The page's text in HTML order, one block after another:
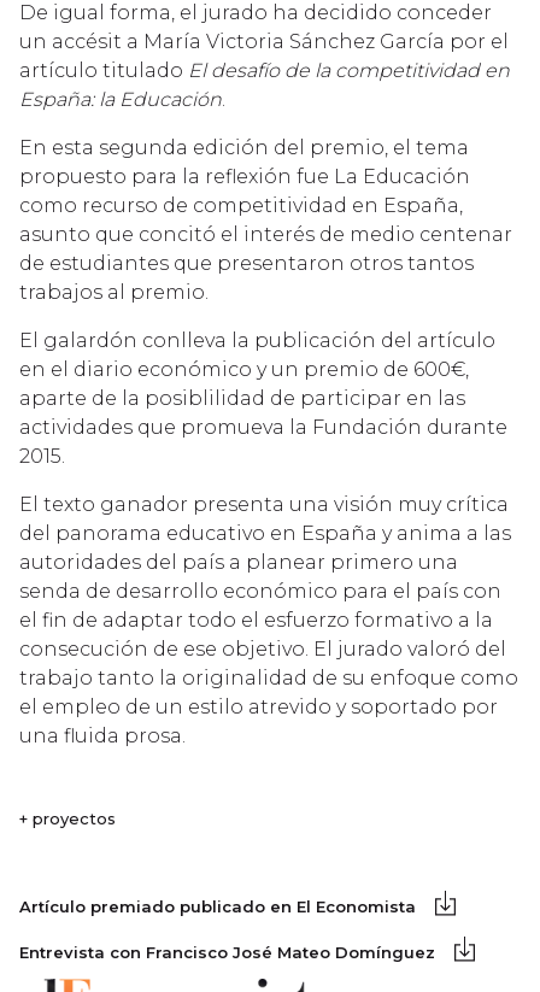
De igual forma, el jurado ha decidido conceder
un accésit a María Victoria Sánchez García por el
artículo titulado El desafío de la competitividad en
España: la Educación.
En esta segunda edición del premio, el tema
propuesto para la reflexión fue La Educación
como recurso de competitividad en España,
asunto que concitó el interés de medio centenar
de estudiantes que presentaron otros tantos
trabajos al premio.
El galardón conlleva la publicación del artículo
en el diario económico y un premio de 600€,
aparte de la posiblilidad de participar en las
actividades que promueva la Fundación durante
2015.
El texto ganador presenta una visión muy crítica
del panorama educativo en España y anima a las
autoridades del país a planear primero una
senda de desarrollo económico para el país con
el fin de adaptar todo el esfuerzo formativo a la
consecución de ese objetivo. El jurado valoró del
trabajo tanto la originalidad de su enfoque como
el empleo de un estilo atrevido y soportado por
una fluida prosa.
+ proyectos
Artículo premiado publicado en El Economista
Entrevista con Francisco José Mateo Domínguez